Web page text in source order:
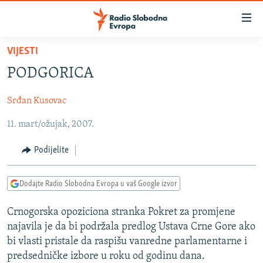
Pređite
glavni
Pređite
na
navigaciju
Pređite
na
pretragu
SRBIJA
KOSOVO
CRNA GORA
VIZUELNO
VIDEO
FOTOGALERIJE
INFOGRAFIKE
PODCASTI
RAT U UKRAJINI
KINA NA BALKANU
RSE PRIČE IZ SVIJETA
VIJESTI
PODGORICA
Srđan Kusovac
11. mart/ožujak, 2007.
Podijelite
Dodajte Radio Slobodna Evropa u vaš Google izvor
Crnogorska opoziciona stranka Pokret za promjene
najavila je da bi podržala predlog Ustava Crne Gore ako
bi vlasti pristale da raspišu vanredne parlamentarne i
predsedničke izbore u roku od godinu dana.